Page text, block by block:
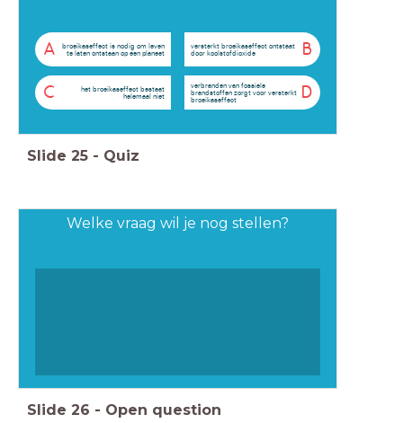
A
broeikaseffect is nodig om leven
te laten ontstaan op een planeet
B
versterkt broeikaseffect ontstaat
door koolstofdioxide
C
het broeikaseffect bestaat
helemaal niet
D
verbranden van fossiele
brandstoffen zorgt voor versterkt
broeikaseffect
Slide 25 - Quiz
Welke vraag wil je nog stellen?
Slide 26 - Open question